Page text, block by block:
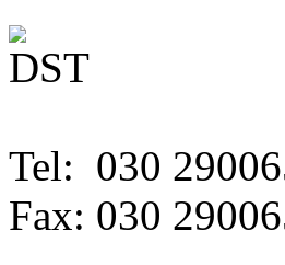
Tel: 030
Fax: 030